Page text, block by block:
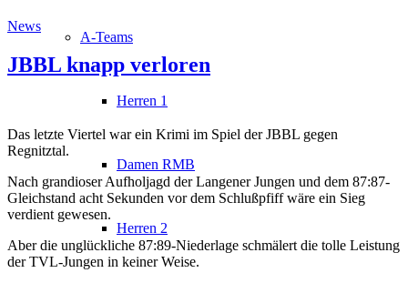
A-Teams
Herren 1
Damen RMB
Herren 2
News
JBBL knapp verloren
Das letzte Viertel war ein Krimi im Spiel der JBBL gegen
Regnitztal.
Nach grandioser Aufholjagd der Langener Jungen und dem 87:87-
Gleichstand acht Sekunden vor dem Schlußpfiff wäre ein Sieg
verdient gewesen.
Aber die unglückliche 87:89-Niederlage schmälert die tolle Leistung
der TVL-Jungen in keiner Weise.